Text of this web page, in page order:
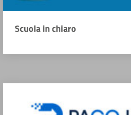
Scuola in chiaro